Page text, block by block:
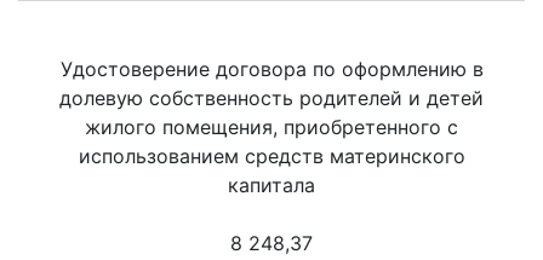
Удостоверение договора по оформлению в
долевую собственность родителей и детей
жилого помещения, приобретенного с
использованием средств материнского
капитала
8 248,37